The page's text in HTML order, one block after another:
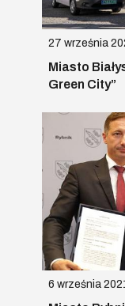
27 września
Miasto
Green City”
6 września